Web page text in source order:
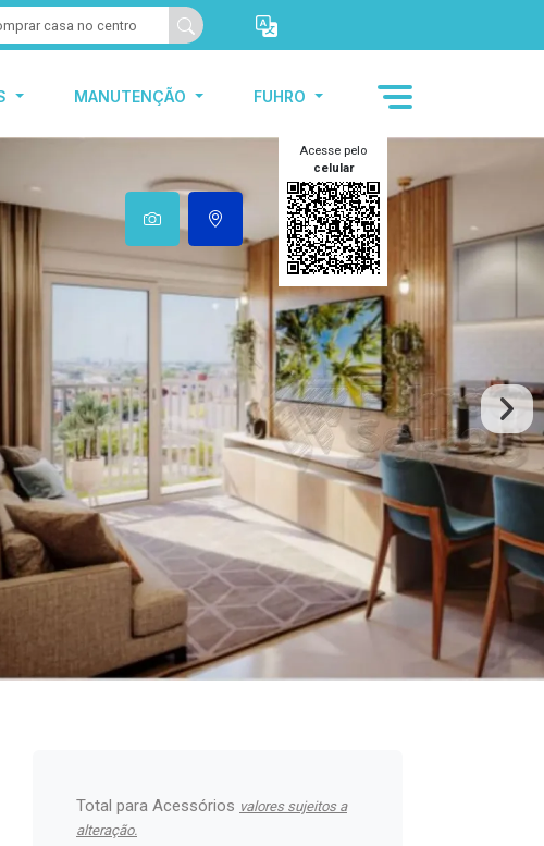
MANUTENÇÃO FUHRO
Acesse pelo
celular
Total para Acessórios valores sujeitos a
alteração.